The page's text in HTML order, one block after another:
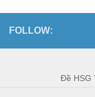
FOLLOW:
Đề HSG